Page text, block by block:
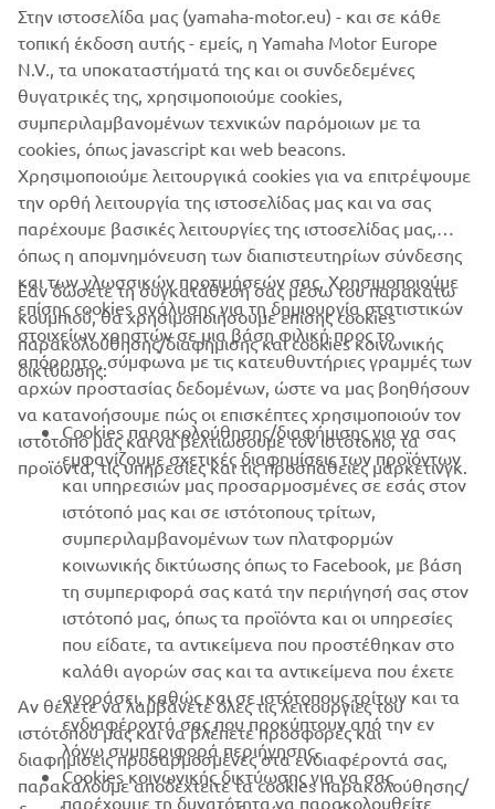
Παρακολουθήστε την πορεία του μεγάλου επετειακού
test ride με πλούσιο φωτογραφικό υλικό στα social
media! Ήδη εμφανίζονται αναρτήσεις για την πρώτη
εκδήλωση που θα πραγματοποιηθεί από τον Επίσημο
Συνεργάτη της Υamaha στη Δράμα ΒΕΡΒΕΡΟΓΛΟΥ την
Παρασκευή 5.4.2019 και το Σαββατοκύριακο 6 &
7.4.2019!
ΕΤΑΙΡΕΊΑ
B2B
ΠΕΡΙΣΣΌΤΕΡΑ YAMAHA
SUPPORT
ΕΝΗΜΕΡΩΤΙΚΟ ΔΕΛΤΙΟ
Γίνετε ο πρώτος που θα μάθετε για τις τελευταίες προσφορές, τις
ειδικές εκδηλώσεις, τις νέες κυκλοφορίες και πολλά άλλα
ΕΓΓΡΑΦΉ
Στην ιστοσελίδα μας (yamaha-motor.eu) - και σε κάθε
τοπική έκδοση αυτής - εμείς, η Yamaha Motor Europe
N.V., τα υποκαταστήματά της και οι συνδεδεμένες
θυγατρικές της, χρησιμοποιούμε cookies,
συμπεριλαμβανομένων τεχνικών παρόμοιων με τα
cookies, όπως javascript και web beacons.
Χρησιμοποιούμε λειτουργικά cookies για να επιτρέψουμε
την ορθή λειτουργία της ιστοσελίδας μας και να σας
παρέχουμε βασικές λειτουργίες της ιστοσελίδας μας,
όπως η απομνημόνευση των διαπιστευτηρίων σύνδεσης
και των γλωσσικών προτιμήσεών σας. Χρησιμοποιούμε
επίσης cookies ανάλυσης για τη δημιουργία στατιστικών
στοιχείων χρηστών σε μια βάση φιλική προς το
απόρρητο, σύμφωνα με τις κατευθυντήριες γραμμές των
αρχών προστασίας δεδομένων, ώστε να μας βοηθήσουν
να κατανοήσουμε πώς οι επισκέπτες χρησιμοποιούν τον
ιστότοπό μας και να βελτιώσουμε τον ιστότοπο, τα
προϊόντα, τις υπηρεσίες και τις προσπάθειες μάρκετινγκ.
Εάν δώσετε τη συγκατάθεσή σας μέσω του παρακάτω
κουμπιού, θα χρησιμοποιήσουμε επίσης cookies
παρακολούθησης/διαφήμισης και cookies κοινωνικής
δικτύωσης:
Cookies παρακολούθησης/διαφήμισης για να σας
εμφανίζουμε σχετικές διαφημίσεις των προϊόντων
και υπηρεσιών μας προσαρμοσμένες σε εσάς στον
ιστότοπό μας και σε ιστότοπους τρίτων,
συμπεριλαμβανομένων των πλατφορμών
κοινωνικής δικτύωσης όπως το Facebook, με βάση
τη συμπεριφορά σας κατά την περιήγησή σας στον
ιστότοπό μας, όπως τα προϊόντα και οι υπηρεσίες
που είδατε, τα αντικείμενα που προστέθηκαν στο
καλάθι αγορών σας και τα αντικείμενα που έχετε
αγοράσει, καθώς και σε ιστότοπους τρίτων και τα
ενδιαφέροντά σας που προκύπτουν από την εν
λόγω συμπεριφορά περιήγησης.
Cookies κοινωνικής δικτύωσης για να σας
παρέχουμε τη δυνατότητα να παρακολουθείτε
Αν θέλετε να λαμβάνετε όλες τις λειτουργίες του
ιστότοπού μας και να βλέπετε προσφορές και
διαφημίσεις προσαρμοσμένες στα ενδιαφέροντά σας,
παρακαλούμε αποδεχτείτε τα cookies παρακολούθησης/